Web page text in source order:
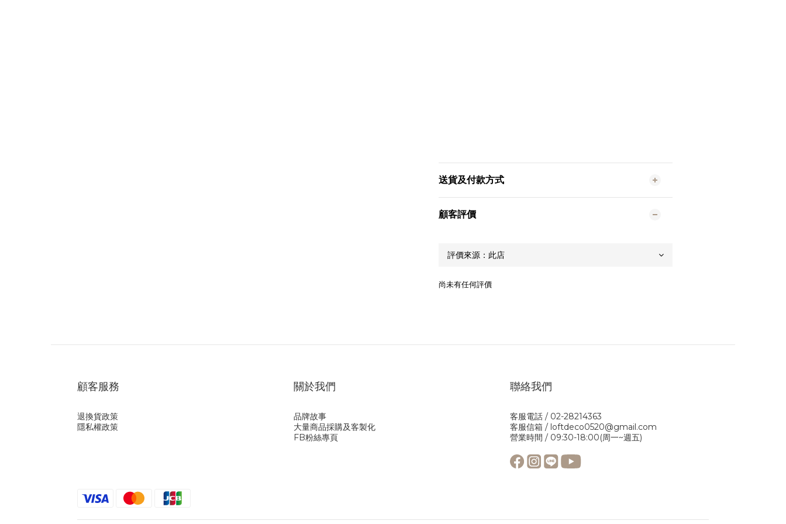
送貨及付款方式
顧客評價
尚未有任何評價
顧客服務
退換貨政策
隱私權政策
關於我們
品牌故事
大量商品採購及客製化
FB粉絲專頁
聯絡我們
客服電話 / 02-28214363
客服信箱 / loftdeco0520@gmail.com
營業時間 / 09:30-18:00(周一~週五)